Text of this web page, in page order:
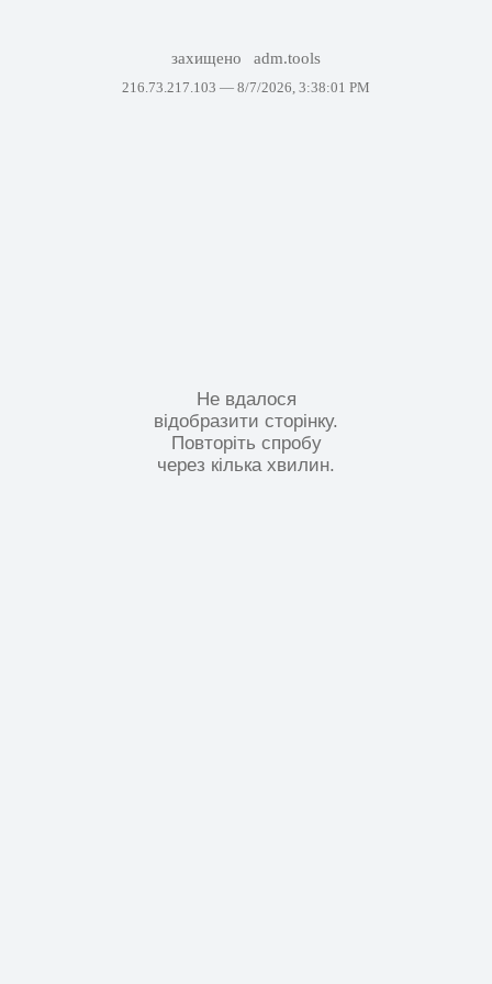
захищено adm.tools
216.73.217.103 — 8/7/2026, 3:38:01 PM
Не вдалося
відобразити сторінку.
Повторіть спробу
через кілька хвилин.